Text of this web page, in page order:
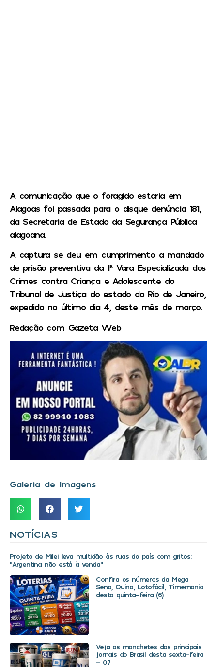
A comunicação que o foragido estaria em
Alagoas foi passada para o disque denúncia 181,
da Secretaria de Estado da Segurança Pública
alagoana.
A captura se deu em cumprimento a mandado
de prisão preventiva da 1ª Vara Especializada dos
Crimes contra Criança e Adolescente do
Tribunal de Justiça do estado do Rio de Janeiro,
expedido no último dia 4, deste mês de março.
Redação com Gazeta Web
Galeria de Imagens
NOTÍCIAS
Projeto de Milei leva multidão às ruas do país com gritos:
“Argentina não está à venda”
Confira os números da Mega
Sena, Quina, Lotofácil, Timemania
desta quinta-feira (6)
Veja as manchetes dos principais
jornais do Brasil desta sexta-feira
– 07